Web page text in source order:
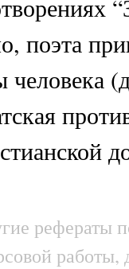
поэта
человека
рефераты
работы,